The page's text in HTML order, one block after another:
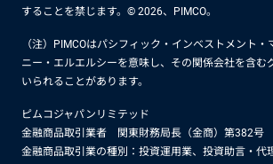
することを禁じます。© 2026、PIMCO。
（注）PIMCOはパシフィック・インベストメント
ニー・エルエルシーを意味し、その関係会社を含む
いられることがあります。
ピムコジャパンリミテッド
金融商品取引業者 関東財務局長（金商）第382号
金融商品取引業の種別：投資運用業、投資助言・代